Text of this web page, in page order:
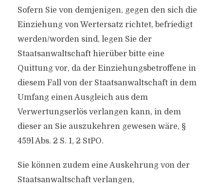
Sofern Sie von demjenigen, gegen den sich die
Einziehung von Wertersatz richtet, befriedigt
werden/worden sind, legen Sie der
Staatsanwaltschaft hierüber bitte eine
Quittung vor, da der Einziehungsbetroffene in
diesem Fall von der Staatsanwaltschaft in dem
Umfang einen Ausgleich aus dem
Verwertungserlös verlangen kann, in dem
dieser an Sie auszukehren gewesen wäre, §
459l Abs. 2 S. 1, 2 StPO.
Sie können zudem eine Auskehrung von der
Staatsanwaltschaft verlangen,